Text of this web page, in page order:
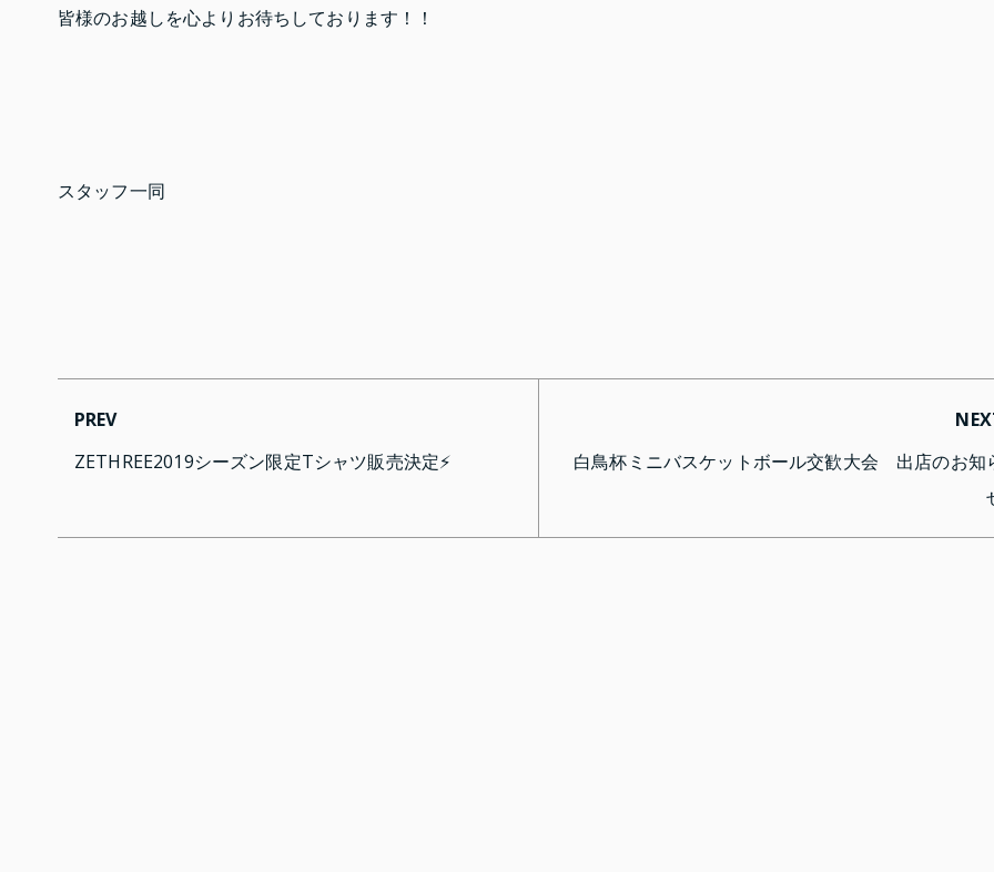
皆様のお越しを心よりお待ちしております！！
スタッフ一同
PREV
ZETHREE2019シーズン限定Tシャツ販売決定⚡️
白鳥杯ミニバスケットボール交歓大会 出店のお知